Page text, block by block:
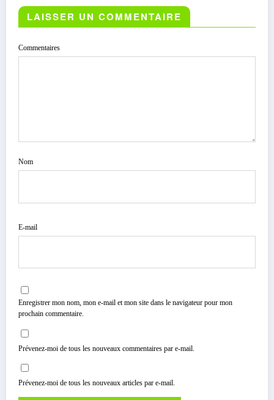
LAISSER UN COMMENTAIRE
Commentaires
Nom
E-mail
Enregistrer mon nom, mon e-mail et mon site dans le navigateur pour mon
prochain commentaire.
Prévenez-moi de tous les nouveaux commentaires par e-mail.
Prévenez-moi de tous les nouveaux articles par e-mail.